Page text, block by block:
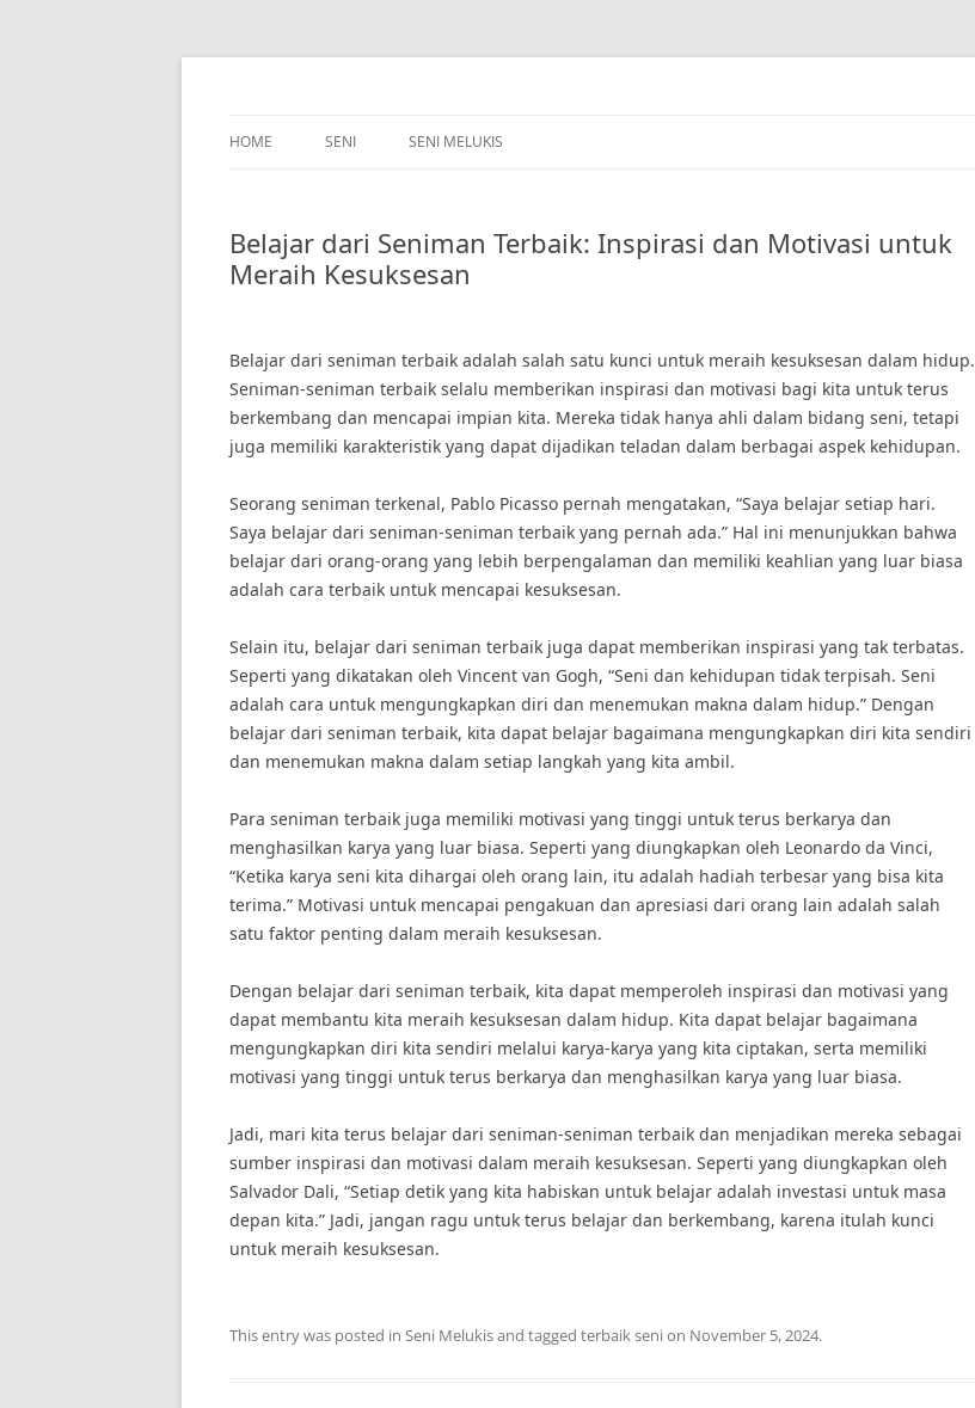
Skip
HOME SENI SENI MELUKIS
Belajar dari Seniman Terbaik: Inspirasi dan Motivasi untuk
Meraih Kesuksesan
Belajar dari seniman terbaik adalah salah satu kunci untuk meraih kesuksesan dalam hidup.
Seniman-seniman terbaik selalu memberikan inspirasi dan motivasi bagi kita untuk terus
berkembang dan mencapai impian kita. Mereka tidak hanya ahli dalam bidang seni, tetapi
juga memiliki karakteristik yang dapat dijadikan teladan dalam berbagai aspek kehidupan.
Seorang seniman terkenal, Pablo Picasso pernah mengatakan, “Saya belajar setiap hari.
Saya belajar dari seniman-seniman terbaik yang pernah ada.” Hal ini menunjukkan bahwa
belajar dari orang-orang yang lebih berpengalaman dan memiliki keahlian yang luar biasa
adalah cara terbaik untuk mencapai kesuksesan.
Selain itu, belajar dari seniman terbaik juga dapat memberikan inspirasi yang tak terbatas.
Seperti yang dikatakan oleh Vincent van Gogh, “Seni dan kehidupan tidak terpisah. Seni
adalah cara untuk mengungkapkan diri dan menemukan makna dalam hidup.” Dengan
belajar dari seniman terbaik, kita dapat belajar bagaimana mengungkapkan diri kita sendiri
dan menemukan makna dalam setiap langkah yang kita ambil.
Para seniman terbaik juga memiliki motivasi yang tinggi untuk terus berkarya dan
menghasilkan karya yang luar biasa. Seperti yang diungkapkan oleh Leonardo da Vinci,
“Ketika karya seni kita dihargai oleh orang lain, itu adalah hadiah terbesar yang bisa kita
terima.” Motivasi untuk mencapai pengakuan dan apresiasi dari orang lain adalah salah
satu faktor penting dalam meraih kesuksesan.
Dengan belajar dari seniman terbaik, kita dapat memperoleh inspirasi dan motivasi yang
dapat membantu kita meraih kesuksesan dalam hidup. Kita dapat belajar bagaimana
mengungkapkan diri kita sendiri melalui karya-karya yang kita ciptakan, serta memiliki
motivasi yang tinggi untuk terus berkarya dan menghasilkan karya yang luar biasa.
Jadi, mari kita terus belajar dari seniman-seniman terbaik dan menjadikan mereka sebagai
sumber inspirasi dan motivasi dalam meraih kesuksesan. Seperti yang diungkapkan oleh
Salvador Dali, “Setiap detik yang kita habiskan untuk belajar adalah investasi untuk masa
depan kita.” Jadi, jangan ragu untuk terus belajar dan berkembang, karena itulah kunci
untuk meraih kesuksesan.
This entry was posted in Seni Melukisand tagged terbaik senion November 5, 2024.